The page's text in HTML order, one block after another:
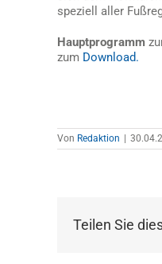
speziell aller
Hauptprogramm
zum Download.
Von Redaktion |
Teilen Sie